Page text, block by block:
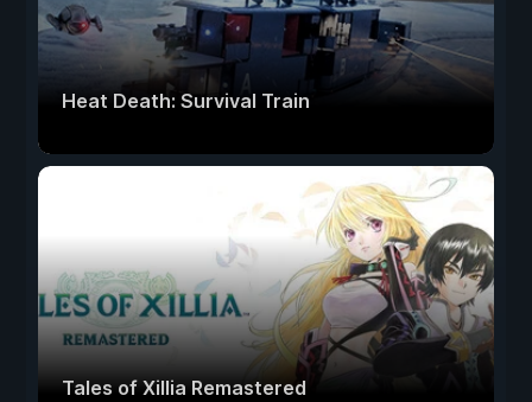
Heat Death: Survival Train
Tales of Xillia Remastered